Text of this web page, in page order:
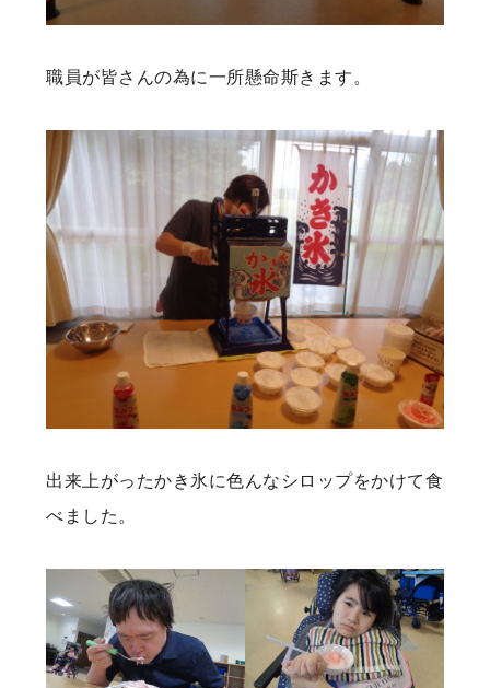
職員が皆さんの為に一所懸命斯きます。
出来上がったかき氷に色んなシロップをかけて食
べました。